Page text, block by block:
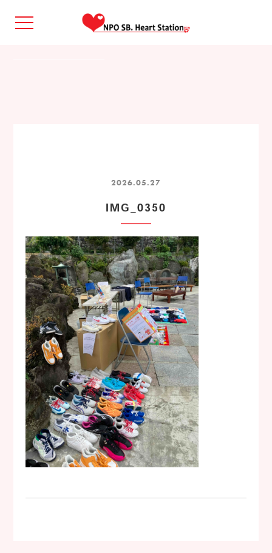
2026.05.27
IMG_0350